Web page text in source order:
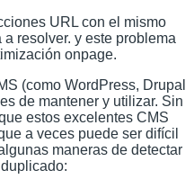
URL con el mismo
resolver. y este problema
onpage.
(como WordPress, Drupal
de mantener y utilizar. Sin
estos excelentes CMS
a veces puede ser difícil
maneras de detectar